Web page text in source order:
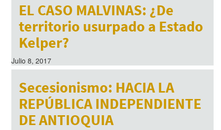
EL CASO MALVINAS: ¿De
territorio usurpado a Estado
Kelper?
Julio 8, 2017
Secesionismo: HACIA LA
REPÚBLICA INDEPENDIENTE
DE ANTIOQUIA